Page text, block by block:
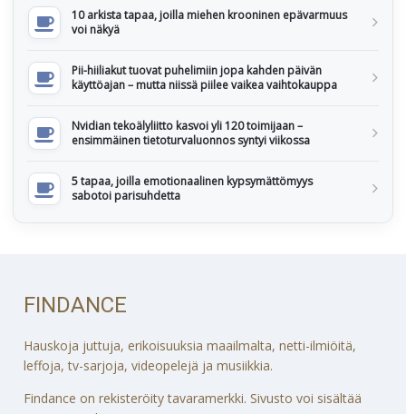
10 arkista tapaa, joilla miehen krooninen epävarmuus
voi näkyä
Pii-hiiliakut tuovat puhelimiin jopa kahden päivän
käyttöajan – mutta niissä piilee vaikea vaihtokauppa
Nvidian tekoälyliitto kasvoi yli 120 toimijaan –
ensimmäinen tietoturvaluonnos syntyi viikossa
5 tapaa, joilla emotionaalinen kypsymättömyys
sabotoi parisuhdetta
FINDANCE
Hauskoja juttuja, erikoisuuksia maailmalta, netti-ilmiöitä,
leffoja, tv-sarjoja, videopelejä ja musiikkia.
Findance on rekisteröity tavaramerkki. Sivusto voi sisältää